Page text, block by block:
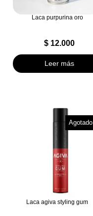
Laca purpurina oro
$12.000
Leer más
Agotado
Laca agiva styling gum